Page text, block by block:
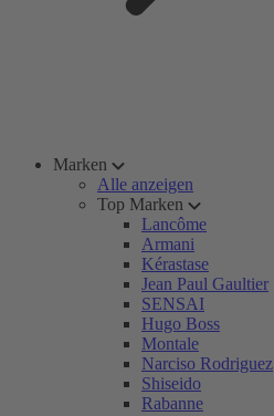
Marken
Alle anzeigen
Top Marken
Lancôme
Armani
Kérastase
Jean Paul Gaultier
SENSAI
Hugo Boss
Montale
Narciso Rodriguez
Shiseido
Rabanne